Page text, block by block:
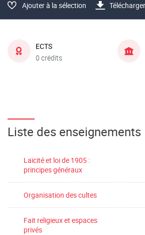
Ajouter à la sélection Télécharger
ECTS
0 crédits
Liste des enseignements
Laïcité et loi de 1905 :
principes généraux
Organisation des cultes
Fait religieux et espaces
privés